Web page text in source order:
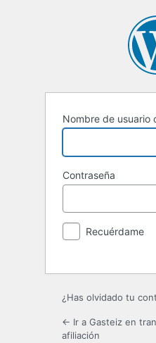
Nombre de usuario
Contraseña
Recuérdame
¿Has olvidado tu
← Ir a Gasteiz en
afiliación